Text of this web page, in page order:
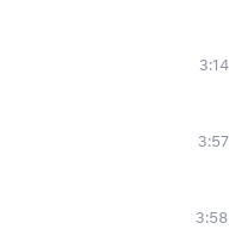
3:14
3:57
3:58